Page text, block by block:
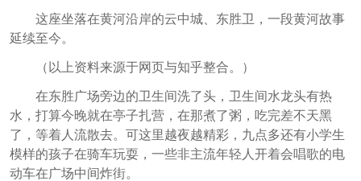
这座坐落在黄河沿岸的云中城、东胜卫，一段黄河故事
延续至今。
（以上资料来源于网页与知乎整合。）
在东胜广场旁边的卫生间洗了头，卫生间水龙头有热
水，打算今晚就在亭子扎营，在那煮了粥，吃完差不天黑
了，等着人流散去。可这里越夜越精彩，九点多还有小学生
模样的孩子在骑车玩耍，一些非主流年轻人开着会唱歌的电
动车在广场中间炸街。